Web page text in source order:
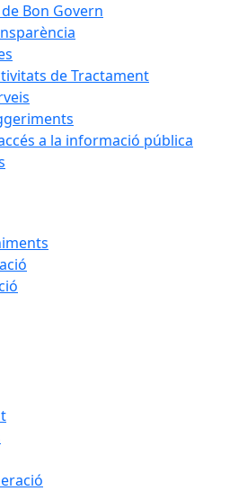
Bon Govern
de Tractament
a la informació pública